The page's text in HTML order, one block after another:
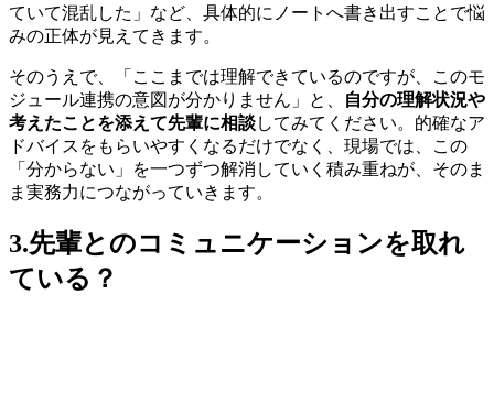
ていて混乱した」など、具体的にノートへ書き出すことで悩
みの正体が見えてきます。
そのうえで、「ここまでは理解できているのですが、このモ
ジュール連携の意図が分かりません」と、
自分の理解状況や
考えたことを添えて先輩に相談してみてください。的確なア
ドバイスをもらいやすくなるだけでなく、現場では、この
「分からない」を一つずつ解消していく積み重ねが、そのま
ま実務力につながっていきます。
3.先輩とのコミュニケーションを取れ
ている？